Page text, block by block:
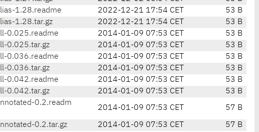
1.28.readme
2022-12-21 17:54 CET
53 B
1.28.tar.gz
2022-12-21 17:54 CET
53 B
0.025.readme
2014-01-09 07:53 CET
53 B
0.025.tar.gz
2014-01-09 07:53 CET
53 B
0.036.readme
2014-01-09 07:53 CET
53 B
0.036.tar.gz
2014-01-09 07:53 CET
53 B
0.042.readme
2014-01-09 07:53 CET
53 B
0.042.tar.gz
2014-01-09 07:53 CET
53 B
0.2.readm
2014-01-09 07:53 CET 57 B
0.2.tar.gz 2014-01-09 07:53 CET
57 B